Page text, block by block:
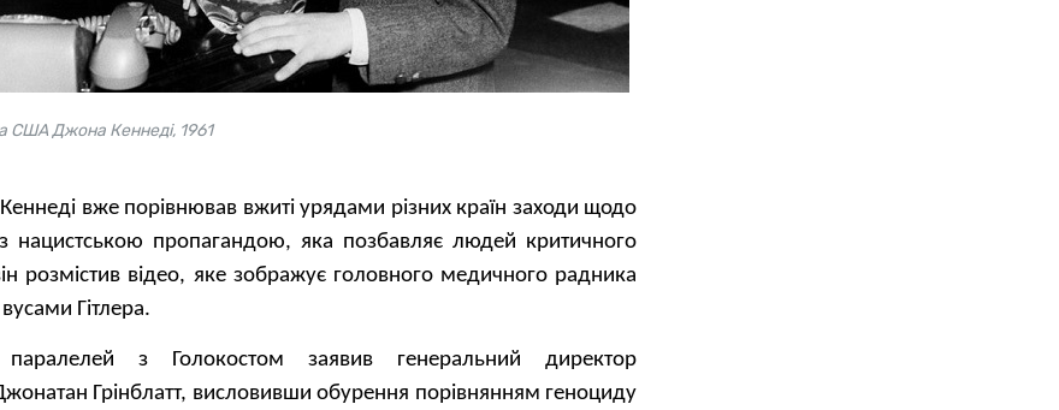
США Джона Кеннеді, 1961
вже порівнював вжиті урядами різних країн заходи щодо
нацистською пропагандою, яка позбавляє людей критичного
розмістив відео, яке зображує головного медичного радника
Гітлера.
паралелей з Голокостом заявив генеральний директор
Грінблатт, висловивши обурення порівнянням геноциду